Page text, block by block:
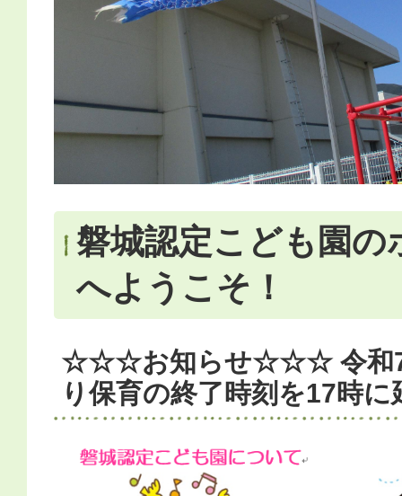
磐城認定こども園の
へようこそ！
☆☆☆お知らせ☆☆☆ 令和7
り保育の終了時刻を17時